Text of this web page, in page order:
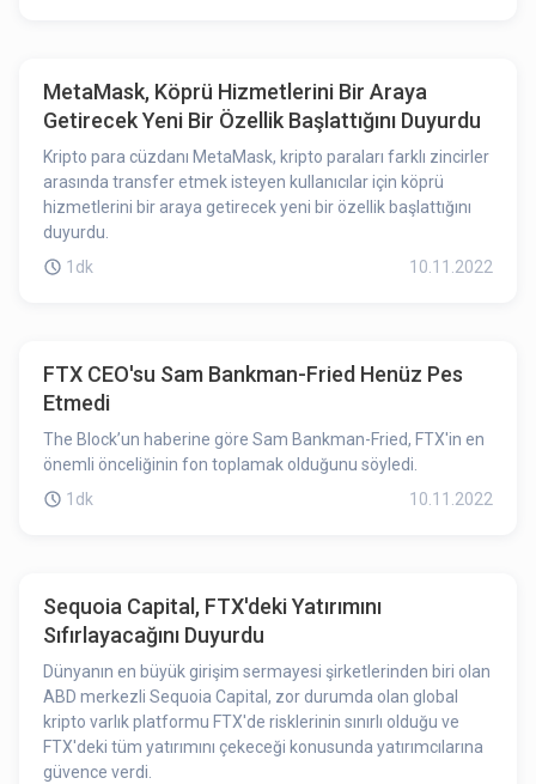
MetaMask, Köprü Hizmetlerini Bir Araya
Getirecek Yeni Bir Özellik Başlattığını Duyurdu
Kripto para cüzdanı MetaMask, kripto paraları farklı zincirler
arasında transfer etmek isteyen kullanıcılar için köprü
hizmetlerini bir araya getirecek yeni bir özellik başlattığını
duyurdu.
1dk
10.11.2022
FTX CEO'su Sam Bankman-Fried Henüz Pes
Etmedi
The Block’un haberine göre Sam Bankman-Fried, FTX'in en
önemli önceliğinin fon toplamak olduğunu söyledi.
1dk
10.11.2022
Sequoia Capital, FTX'deki Yatırımını
Sıfırlayacağını Duyurdu
Dünyanın en büyük girişim sermayesi şirketlerinden biri olan
ABD merkezli Sequoia Capital, zor durumda olan global
kripto varlık platformu FTX'de risklerinin sınırlı olduğu ve
FTX'deki tüm yatırımını çekeceği konusunda yatırımcılarına
güvence verdi.